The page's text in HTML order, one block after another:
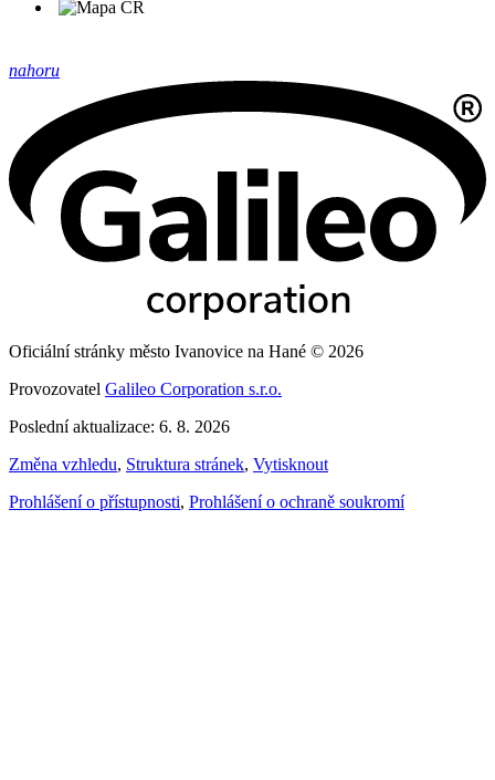
nahoru
Oficiální stránky město Ivanovice na Hané © 2026
Provozovatel Galileo Corporation s.r.o.
Poslední aktualizace: 6. 8. 2026
Změna vzhledu, Struktura stránek, Vytisknout
Prohlášení o přístupnosti, Prohlášení o ochraně soukromí